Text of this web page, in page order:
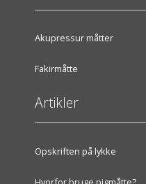
Akupressur måtter
Fakirmåtte
Artikler
Opskriften på lykke